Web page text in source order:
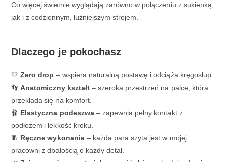
Co więcej świetnie wyglądają zarówno w połączeniu z sukienką,
jak i z codziennym, luźniejszym strojem.
Dlaczego je pokochasz
💛Zero drop – wspiera naturalną postawę i odciąża kręgosłup.
👣Anatomiczny kształt – szeroka przestrzeń na palce, która
przekłada się na komfort.
🩰 Elastyczna podeszwa – zapewnia pełny kontakt z
podłożem i lekkość kroku.
🧵 Ręczne wykonanie – każda para szyta jest w mojej
pracowni z dbałością o każdy detal.